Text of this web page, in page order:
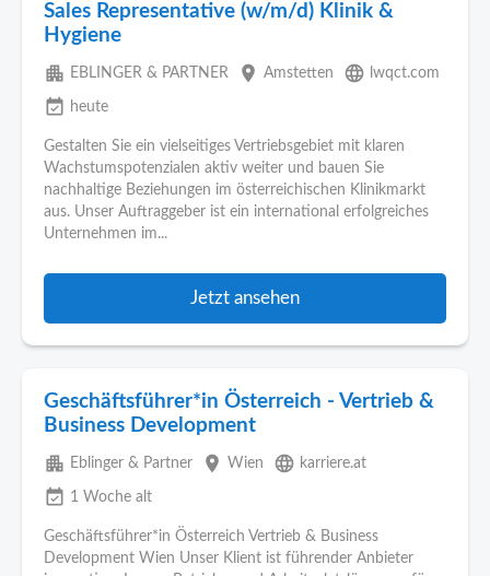
Sales Representative (w/m/d) Klinik &
Hygiene
apartment EBLINGER & PARTNER place Amstetten language lwqct.com
event_available heute
Gestalten Sie ein vielseitiges Vertriebsgebiet mit klaren
Wachstumspotenzialen aktiv weiter und bauen Sie
nachhaltige Beziehungen im österreichischen Klinikmarkt
aus. Unser Auftraggeber ist ein international erfolgreiches
Unternehmen im...
Jetzt ansehen
Geschäftsführer*in Österreich - Vertrieb &
Business Development
apartment Eblinger & Partner place Wien language karriere.at
event_available 1 Woche alt
Geschäftsführer*in Österreich Vertrieb & Business
Development Wien Unser Klient ist führender Anbieter